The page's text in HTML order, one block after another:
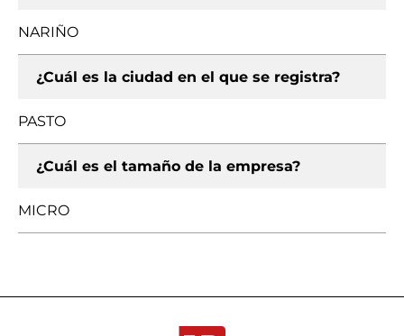
NARIÑO
¿Cuál es la ciudad en el que se registra?
PASTO
¿Cuál es el tamaño de la empresa?
MICRO